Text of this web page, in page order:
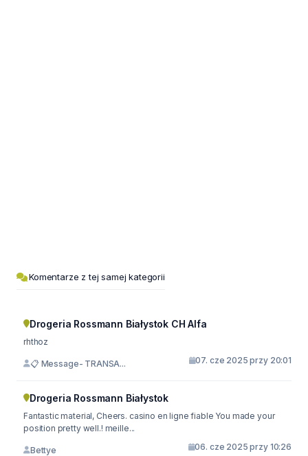
Komentarze z tej samej kategorii
Drogeria Rossmann Białystok CH Alfa
rhthoz
📋 Message- TRANSA... 07. cze 2025 przy 20:01
Drogeria Rossmann Białystok
Fantastic material, Cheers. casino en ligne fiable You made your
position pretty well.! meille...
Bettye 06. cze 2025 przy 10:26